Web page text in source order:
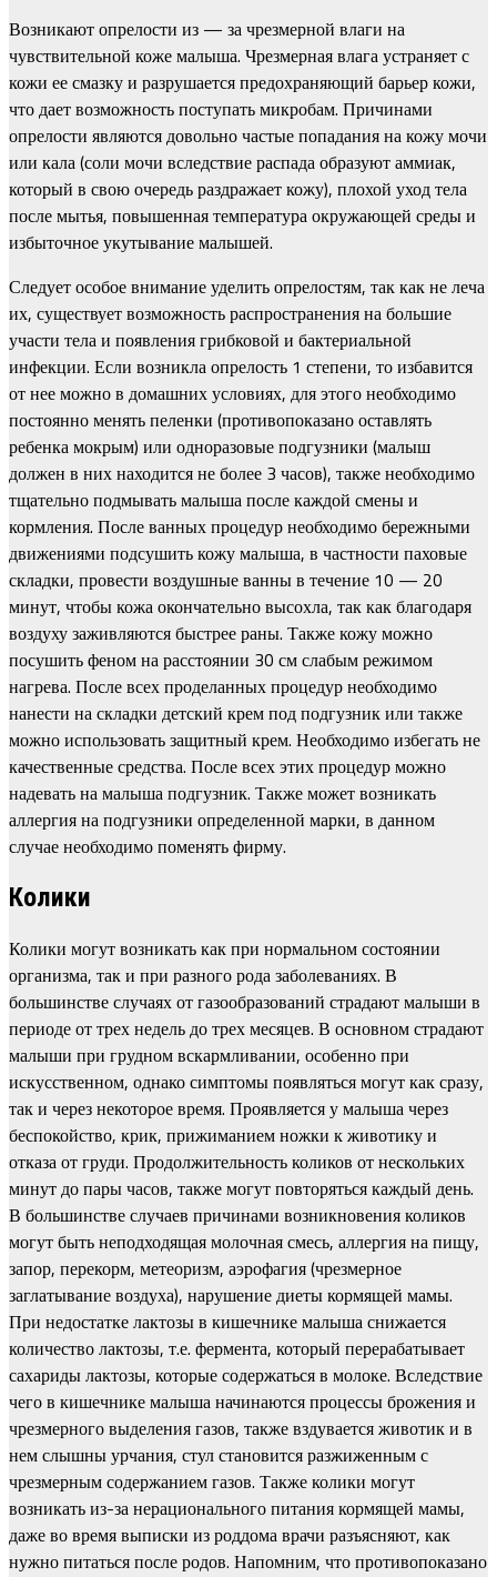
Возникают опрелости из — за чрезмерной влаги на
чувствительной коже малыша. Чрезмерная влага устраняет с
кожи ее смазку и разрушается предохраняющий барьер кожи,
что дает возможность поступать микробам. Причинами
опрелости являются довольно частые попадания на кожу мочи
или кала (соли мочи вследствие распада образуют аммиак,
который в свою очередь раздражает кожу), плохой уход тела
после мытья, повышенная температура окружающей среды и
избыточное укутывание малышей.
Следует особое внимание уделить опрелостям, так как не леча
их, существует возможность распространения на большие
участи тела и появления грибковой и бактериальной
инфекции. Если возникла опрелость 1 степени, то избавится
от нее можно в домашних условиях, для этого необходимо
постоянно менять пеленки (противопоказано оставлять
ребенка мокрым) или одноразовые подгузники (малыш
должен в них находится не более 3 часов), также необходимо
тщательно подмывать малыша после каждой смены и
кормления. После ванных процедур необходимо бережными
движениями подсушить кожу малыша, в частности паховые
складки, провести воздушные ванны в течение 10 — 20
минут, чтобы кожа окончательно высохла, так как благодаря
воздуху заживляются быстрее раны. Также кожу можно
посушить феном на расстоянии 30 см слабым режимом
нагрева. После всех проделанных процедур необходимо
нанести на складки детский крем под подгузник или также
можно использовать защитный крем. Необходимо избегать не
качественные средства. После всех этих процедур можно
надевать на малыша подгузник. Также может возникать
аллергия на подгузники определенной марки, в данном
случае необходимо поменять фирму.
Колики
Колики могут возникать как при нормальном состоянии
организма, так и при разного рода заболеваниях. В
большинстве случаях от газообразований страдают малыши в
периоде от трех недель до трех месяцев. В основном страдают
малыши при грудном вскармливании, особенно при
искусственном, однако симптомы появляться могут как сразу,
так и через некоторое время. Проявляется у малыша через
беспокойство, крик, прижиманием ножки к животику и
отказа от груди. Продолжительность коликов от нескольких
минут до пары часов, также могут повторяться каждый день.
В большинстве случаев причинами возникновения коликов
могут быть неподходящая молочная смесь, аллергия на пищу,
запор, перекорм, метеоризм, аэрофагия (чрезмерное
заглатывание воздуха), нарушение диеты кормящей мамы.
При недостатке лактозы в кишечнике малыша снижается
количество лактозы, т.е. фермента, который перерабатывает
сахариды лактозы, которые содержаться в молоке. Вследствие
чего в кишечнике малыша начинаются процессы брожения и
чрезмерного выделения газов, также вздувается животик и в
нем слышны урчания, стул становится разжиженным с
чрезмерным содержанием газов. Также колики могут
возникать из-за нерационального питания кормящей мамы,
даже во время выписки из роддома врачи разъясняют, как
нужно питаться после родов. Напомним, что противопоказано